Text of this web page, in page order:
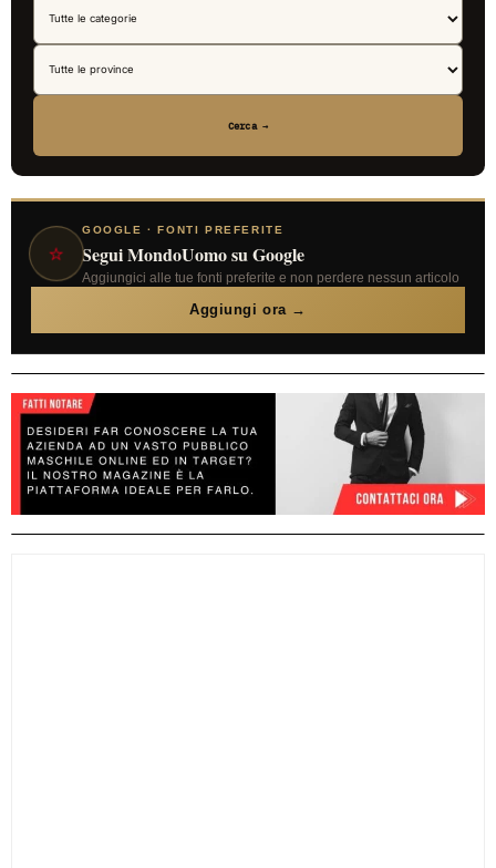
Cerca →
⭐
GOOGLE · FONTI PREFERITE
Segui MondoUomo su Google
Aggiungici alle tue fonti preferite e non perdere nessun articolo
Aggiungi ora →